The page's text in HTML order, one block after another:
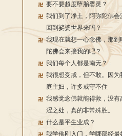
要不要超度堕胎婴灵？
我们到了净土，阿弥陀佛会
回到娑婆世界来吗？
我现在就想一心念佛，那到
陀佛会来接我的吧？
我们每个人都是南无？
我很想受戒，但不敢。因为
庭主妇，许多戒守不住
我感觉念佛就能得救，没有
涩之处，真的非常殊胜。
什么是平生业成？
我学佛刚入门，学哪部经最